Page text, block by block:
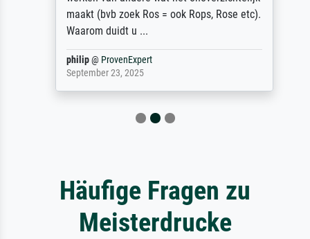
maakt (bvb zoek Ros = ook Rops, Rose etc).
Waarom duidt u ...
philip @ProvenExpert
September 23, 2025
Häufige Fragen zu
Meisterdrucke